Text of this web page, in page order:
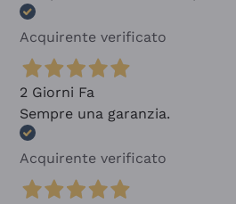
Acquirente verificato
2 Giorni Fa
Sempre una garanzia.
Acquirente verificato